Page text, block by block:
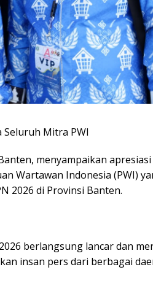
Seluruh Mitra PWI
menyampaikan
Wartawan Indonesia (PWI)
2026 di Provinsi Banten.
berlangsung lancar dan
insan pers dari berbagai